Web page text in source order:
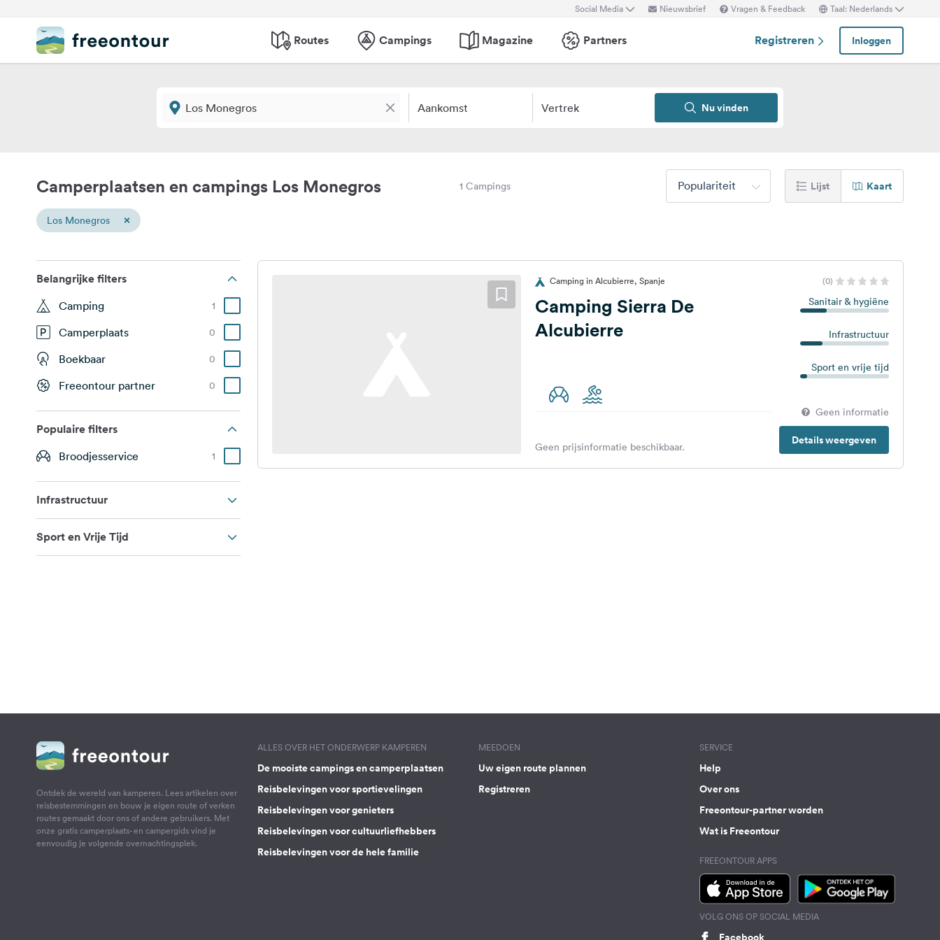
Social Media Nieuwsbrief Vragen & Feedback Taal: Nederlands
Routes Campings Magazine Partners Registreren Inloggen
Aankomst Vertrek Nu vinden
Camperplaatsen en campings Los Monegros 1 Campings Populariteit Lijst Kaart
Los Monegros ×
Belangrijke filters
Camping 1
Camperplaats 0
Boekbaar 0
Freeontour partner 0
Populaire filters
Broodjesservice 1
Infrastructuur
Sport en Vrije Tijd
Camping in Alcubierre, Spanje (0)
Camping Sierra De
Alcubierre
Sanitair & hygiëne
Infrastructuur
Sport en vrije tijd
Geen informatie
Details weergeven
Geen prijsinformatie beschikbaar.
Ontdek de wereld van kamperen. Lees artikelen over
reisbestemmingen en bouw je eigen route of verken
routes gemaakt door ons of andere gebruikers. Met
onze gratis camperplaats- en campergids vind je
eenvoudig je volgende overnachtingsplek.
ALLES OVER HET ONDERWERP KAMPEREN
De mooiste campings en camperplaatsen
Reisbelevingen voor sportievelingen
Reisbelevingen voor genieters
Reisbelevingen voor cultuurliefhebbers
Reisbelevingen voor de hele familie
MEEDOEN
Uw eigen route plannen
Registreren
SERVICE
Help
Over ons
Freeontour-partner worden
Wat is Freeontour
FREEONTOUR APPS
VOLG ONS OP SOCIAL MEDIA
Facebook